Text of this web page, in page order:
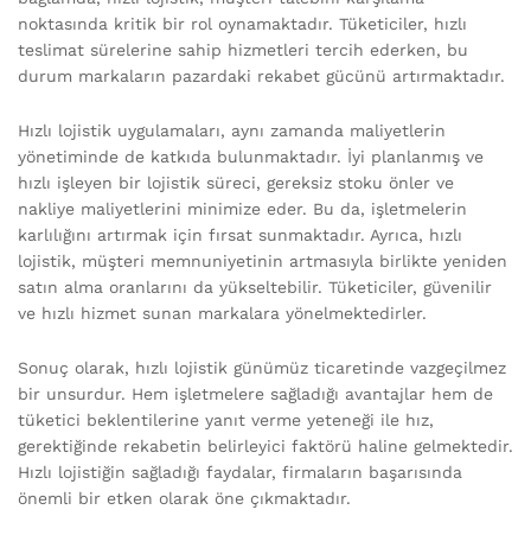
noktasında kritik bir rol oynamaktadır. Tüketiciler, hızlı
teslimat sürelerine sahip hizmetleri tercih ederken, bu
durum markaların pazardaki rekabet gücünü artırmaktadır.
Hızlı lojistik uygulamaları, aynı zamanda maliyetlerin
yönetiminde de katkıda bulunmaktadır. İyi planlanmış ve
hızlı işleyen bir lojistik süreci, gereksiz stoku önler ve
nakliye maliyetlerini minimize eder. Bu da, işletmelerin
karlılığını artırmak için fırsat sunmaktadır. Ayrıca, hızlı
lojistik, müşteri memnuniyetinin artmasıyla birlikte yeniden
satın alma oranlarını da yükseltebilir. Tüketiciler, güvenilir
ve hızlı hizmet sunan markalara yönelmektedirler.
Sonuç olarak, hızlı lojistik günümüz ticaretinde vazgeçilmez
bir unsurdur. Hem işletmelere sağladığı avantajlar hem de
tüketici beklentilerine yanıt verme yeteneği ile hız,
gerektiğinde rekabetin belirleyici faktörü haline gelmektedir.
Hızlı lojistiğin sağladığı faydalar, firmaların başarısında
önemli bir etken olarak öne çıkmaktadır.